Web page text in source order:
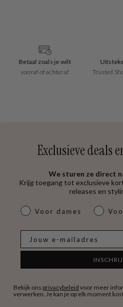
Betaal zoals je wilt
vooraf of achteraf
Trusted
Exclusieve deals
We sturen ze direct
Krijg toegang tot exclusieve
releases en
dames & heren
Voor dames
Bekijk ons privacybeleid voor meer
verwerken. Je kan je op elk moment